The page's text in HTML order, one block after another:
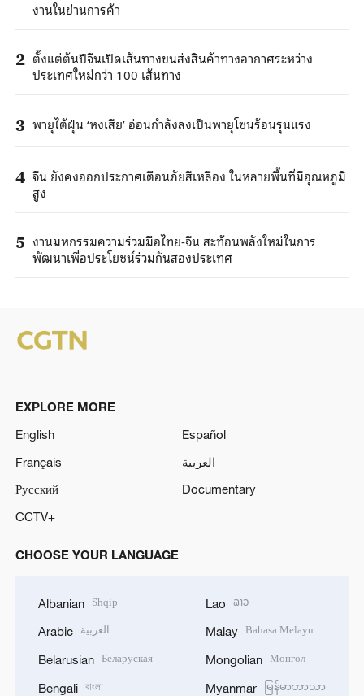
งานในย่านการค้า
2 ตั้งแต่ต้นปีจีนเปิดเส้นทางขนส่งสินค้าทางอากาศระหว่าง
ประเทศใหม่กว่า 100 เส้นทาง
3 พายุไต้ฝุ่น ‘หงเสีย’ อ่อนกำลังลงเป็นพายุโซนร้อนรุนแรง
4 จีน ยังคงออกประกาศเตือนภัยสีเหลือง ในหลายพื้นที่มีอุณหภูมิ
สูง
5 งานมหกรรมความร่วมมือไทย-จีน สะท้อนพลังใหม่ในการ
พัฒนาเพื่อประโยชน์ร่วมกันสองประเทศ
EXPLORE MORE
English
Español
Français
العربية
Русский
Documentary
CCTV+
CHOOSE YOUR LANGUAGE
Albanian Shqip
Arabic العربية
Belarusian Беларуская
Bengali বাংলা
Lao ລາວ
Malay Bahasa Melayu
Mongolian Монгол
Myanmar မြန်မာဘာသာ